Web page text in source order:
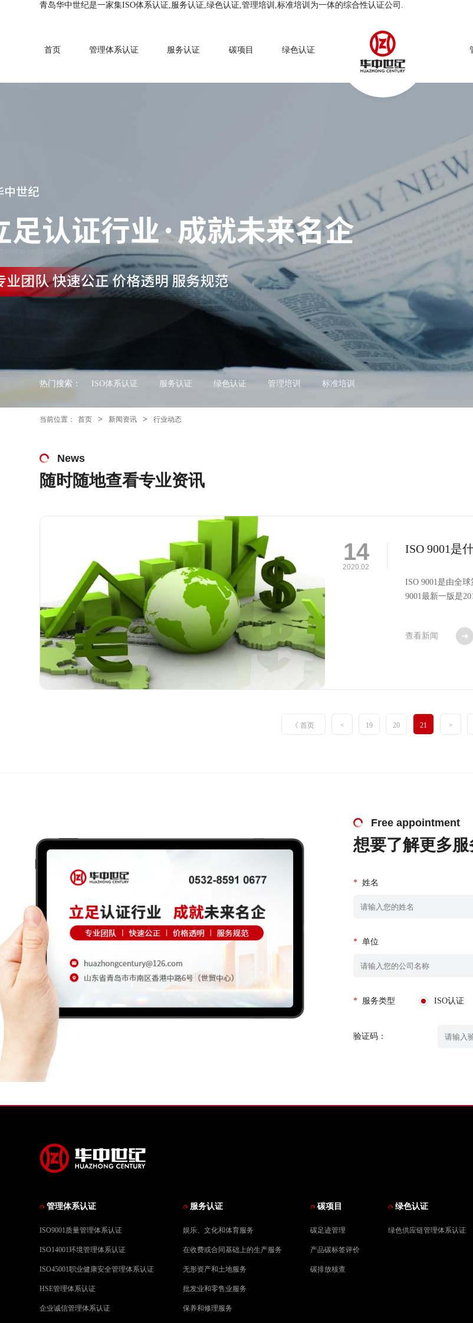
青岛华中世纪是一家集ISO体系认证,服务认证,绿色认证,管理培训,标准培训为一体的综合性认证公司.
首页 管理体系认证 服务认证 碳项目 绿色认证
热门搜索： ISO体系认证 服务认证 绿色认证 管理培训 标准培训
当前位置： 首页 > 新闻资讯 > 行业动态
News
随时随地查看专业资讯
14
2020.02
ISO 9001是
ISO 9001是由全
9001最新一版是
查看新闻
《 首页 < 19 20 21 >
Free appointment
想要了解更多
* 姓名
* 单位
* 服务类型 ISO认证
验证码：
管理体系认证
ISO9001质量管理体系认证
ISO14001环境管理体系认证
ISO45001职业健康安全管理体系认证
HSE管理体系认证
企业诚信管理体系认证
服务认证
娱乐、文化和体育服务
在收费或合同基础上的生产服务
无形资产和土地服务
批发业和零售业服务
保养和修理服务
碳项目
碳足迹管理
产品碳标签评价
碳排放核查
绿色认证
绿色供应链管理体系认证